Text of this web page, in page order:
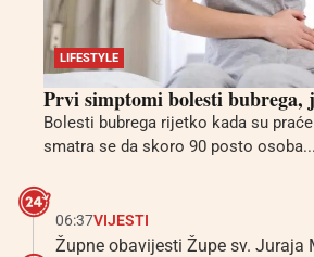
LIFESTYLE
Prvi simptomi bolesti bubrega,
Bolesti bubrega rijetko kada su
smatra se da skoro 90 posto osoba...
06:37VIJESTI
Župne obavijesti Župe sv. Juraja